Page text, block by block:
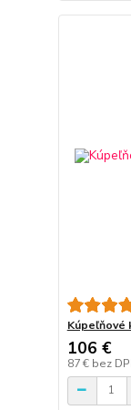
Kúpeľňové
106 €
87 € bez